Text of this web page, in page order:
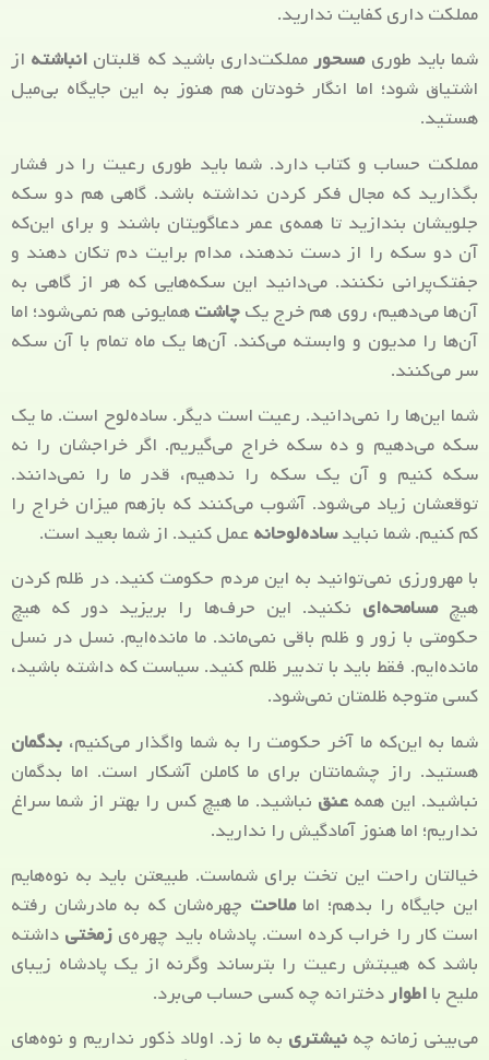
مملکت داری کفایت ندارید.
شما باید طوریمسحورمملکت‌داری باشید که قلبتان انباشته از
اشتیاق شود؛ اما انگار خودتان هم هنوز به این جایگاه بی‌میل
هستید.
مملکت حساب و کتاب دارد. شما باید طوری رعیت را در فشار
بگذارید که مجال فکر کردن نداشته باشد. گاهی هم دو سکه
جلویشان بندازید تا همه‌ی عمر دعاگویتان باشند و برای این‌که
آن دو سکه را از دست ندهند، مدام برایت دم تکان دهند و
جفتک‌پرانی نکنند. می‌دانید این سکه‌هایی که هر از گاهی به
آن‌ها می‌دهیم، روی هم خرج یکچاشتهمایونی هم نمی‌شود؛ اما
آن‌ها را مدیون و وابسته می‌کند. آن‌ها یک ماه تمام با آن سکه
سر می‌کنند.
شما این‌ها را نمی‌دانید. رعیت است دیگر. ساده‌لوح است. ما یک
سکه می‌دهیم و ده سکه خراج می‌گیریم. اگر خراجشان را نه
سکه کنیم و آن یک سکه را ندهیم، قدر ما را نمی‌دانند.
توقعشان زیاد می‌شود. آشوب می‌کنند که بازهم میزان خراج را
کم کنیم. شما نبایدساده‌لوحانهعمل کنید. از شما بعید است.
با مهرورزی نمی‌توانید به این مردم حکومت کنید. در ظلم کردن
هیچمسامحه‌ای نکنید. این حرف‌ها را بریزید دور که هیچ
حکومتی با زور و ظلم باقی نمی‌ماند. ما مانده‌ایم. نسل در نسل
مانده‌ایم. فقط باید با تدبیر ظلم کنید. سیاست که داشته باشید،
کسی متوجه ظلمتان نمی‌شود.
شما به این‌که ما آخر حکومت را به شما واگذار می‌کنیم، بدگمان
هستید. راز چشمانتان برای ما کاملن آشکار است. اما بدگمان
نباشید. این همه عنق نباشید. ما هیچ کس را بهتر از شما سراغ
نداریم؛ اما هنوز آمادگیش را ندارید.
خیالتان راحت این تخت برای شماست. طبیعتن باید به نوه‌هایم
این جایگاه را بدهم؛ اماملاحت چهره‌شان که به مادرشان رفته
است کار را خراب کرده است. پادشاه باید چهره‌ی زمختی داشته
باشد که هیبتش رعیت را بترساند وگرنه از یک پادشاه زیبای
ملیح بااطواردخترانه چه کسی حساب می‌برد.
می‌بینی زمانه چهنیشتری به ما زد. اولاد ذکور نداریم و نوه‌های